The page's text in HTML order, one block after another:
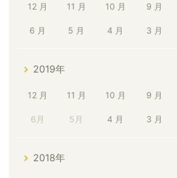
12 月 11 月 10 月 9 月
6 月 5 月 4 月 3 月
2019年
12 月 11 月 10 月 9 月
6月 5月 4 月 3 月
2018年